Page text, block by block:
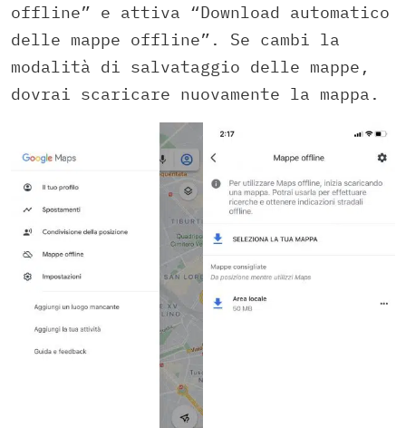
offline” e attiva “Download automatico
delle mappe offline”. Se cambi la
modalità di salvataggio delle mappe,
dovrai scaricare nuovamente la mappa.